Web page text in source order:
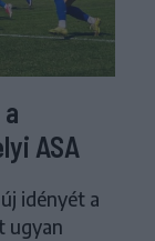
ASA
idényét a
ugyan